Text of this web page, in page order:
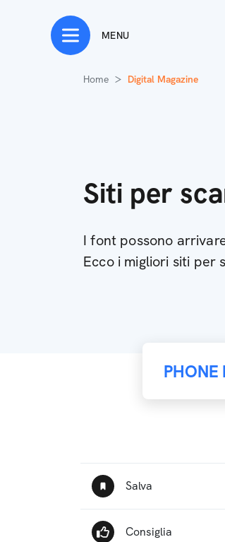
MENU
Home Digital Magazine
Siti per
I font possono
Ecco i migliori siti per
PHONE